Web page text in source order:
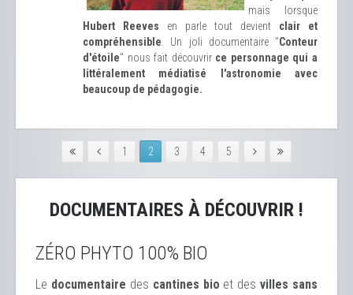
mais lorsque
Hubert Reeves en parle tout devient clair et
compréhensible . Un joli documentaire "Conteur
d'étoile" nous fait découvrir ce personnage qui a
littéralement médiatisé l'astronomie avec
beaucoup de pédagogie.
1 2 3 4 5
DOCUMENTAIRES À DÉCOUVRIR !
ZÉRO PHYTO 100% BIO
Le documentaire des cantines bio et desvilles sans